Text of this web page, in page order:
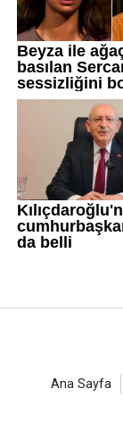
Ana Sayfa